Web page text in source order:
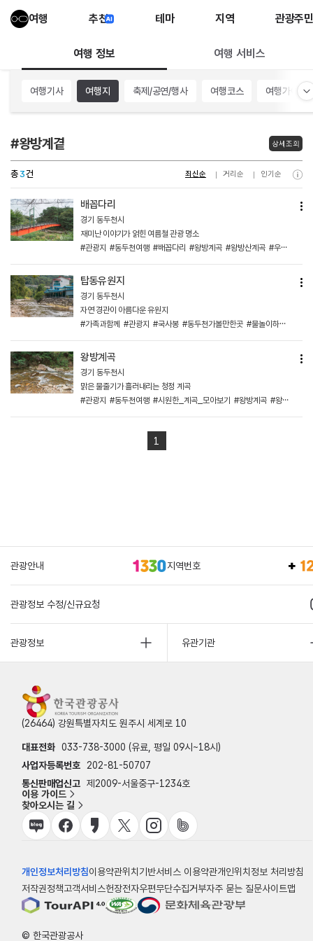
여행
여행 정보
여행기사 여행지 축제/공연/행사 여행코스 여행가이드
여행 서비스
추천 테마 지역 관광주
#왕방계곁
총3건 최신순 거리순 인기순
상세조회
배꼽다리
경기 동두천시
재미난 이야기가 얽힌 여름철 관광 명소
#관광지 #동두천여행 #배꼽다리 #왕방계곡 #왕방산계곡 #우리나라중앙
탑동유원지
경기 동두천시
자연 경관이 아름다운 유원지
#가족과함께
#관광지 #국사봉 #동두천가볼만한곳 #물놀이하기좋은
왕방계곡
경기 동두천시
맑은 물줄기가 흘러내리는 청정 계곡
#관광지 #동두천여행 #시원한_계곡_모아보기 #왕방계곡 #왕방산계곡
1
관광안내 지역번호
관광정보 수정/신규요청
관광정보 유관기관
(26464) 강원특별자치도 원주시 세계로 10
대표전화 033-738-3000 (유료, 평일 09시~18시)
사업자등록번호
202-81-50707
통신판매업신고 제2009-서울중구-1234호
이용 가이드
찾아오시는 길
개인정보처리방침이용약관위치기반서비스 이용약관개인위치정보 처리방침
저작권정책고객서비스헌장전자우편무단수집거부자주 묻는 질문사이트맵
© 한국관광공사